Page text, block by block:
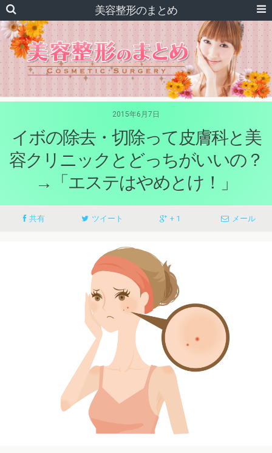
美容整形のまとめ
2015年6月7日
イボの除去・切除って皮膚科と美
容クリニックとどっちがいいの？
→「エステはやめとけ！」
共有 ツイート + 1 メール